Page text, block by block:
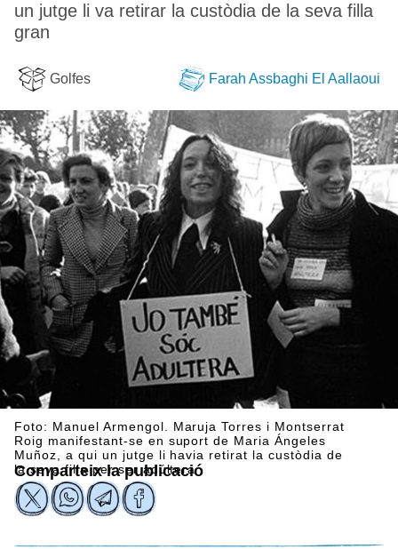
un jutge li va retirar la custòdia de la seva filla
gran
Golfes Farah Assbaghi El Aallaoui
Foto: Manuel Armengol. Maruja Torres i Montserrat
Roig manifestant-se en suport de Maria Ángeles
Muñoz, a qui un jutge li havia retirat la custòdia de
la seva filla per ser adúltera
Comparteix la publicació